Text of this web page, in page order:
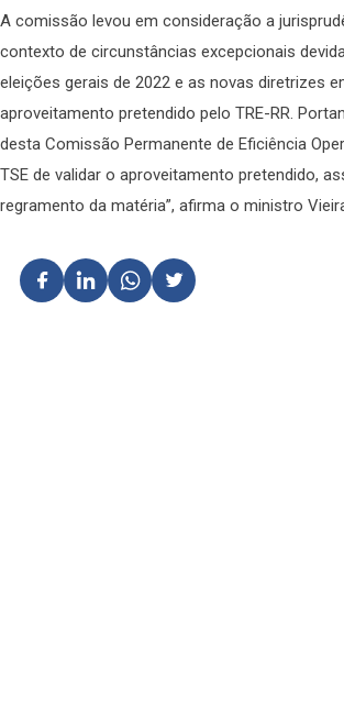
A comissão levou em consideração a
contexto de circunstâncias excepcionais
eleições gerais de 2022 e as novas diretrizes
aproveitamento pretendido pelo TRE-RR.
desta Comissão Permanente de Eficiência
TSE de validar o aproveitamento pretendido,
regramento da matéria”, afirma o ministro